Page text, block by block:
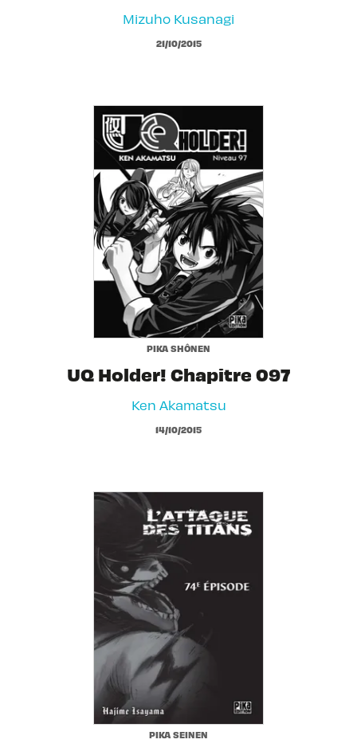
Mizuho Kusanagi
21/10/2015
PIKA SHÔNEN
UQ Holder! Chapitre 097
Ken Akamatsu
14/10/2015
PIKA SEINEN